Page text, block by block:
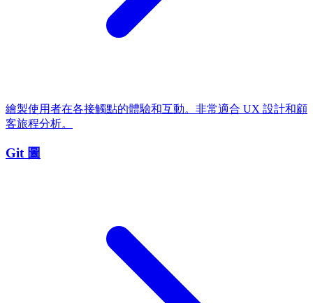
繪製使用者在各接觸點的體驗和互動。非常適合 UX 設計和顧
客旅程分析。
Git 圖